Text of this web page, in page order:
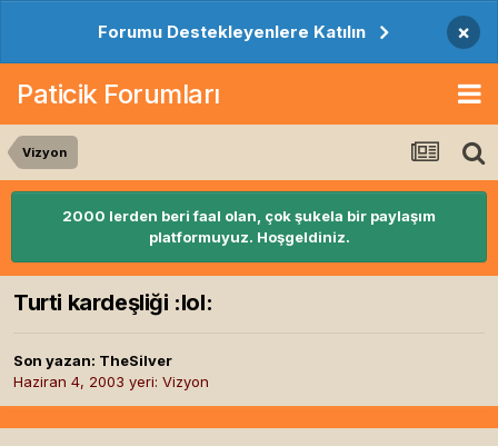
Forumu Destekleyenlere Katılın ×
Paticik Forumları
Vizyon
2000 lerden beri faal olan, çok şukela bir paylaşım
platformuyuz. Hoşgeldiniz.
Turti kardeşliği :lol:
Son yazan: TheSilver
Haziran 4, 2003 yeri: Vizyon